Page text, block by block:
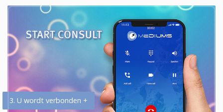
3. U wordt verbonden +